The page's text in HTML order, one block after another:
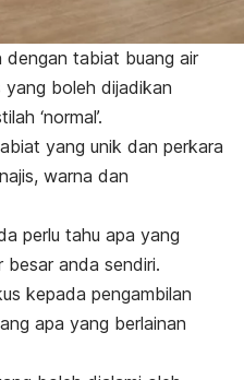
dengan tabiat buang air
yang boleh dijadikan
‘normal’.
yang unik dan perkara
warna dan
perlu tahu apa yang
anda sendiri.
kepada pengambilan
apa yang berlainan